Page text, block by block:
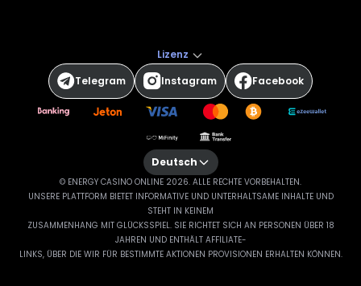
Lizenz
Telegram
Instagram Facebook
Deutsch
© ENERGY CASINO ONLINE 2026. ALLE RECHTE VORBEHALTEN.
UNSERE PLATTFORM BIETET INFORMATIVE UND UNTERHALTSAME INHALTE UND
STEHT IN KEINEM
ZUSAMMENHANG MIT GLÜCKSSPIEL. SIE RICHTET SICH AN PERSONEN ÜBER 18
JAHREN UND ENTHÄLT AFFILIATE-
LINKS, ÜBER DIE WIR FÜR BESTIMMTE AKTIONEN PROVISIONEN ERHALTEN KÖNNEN.